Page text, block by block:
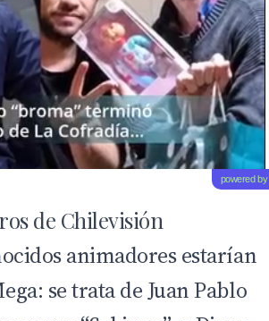
powered by
de Chilevisión
animadores estarían
se trata deJuan Pablo